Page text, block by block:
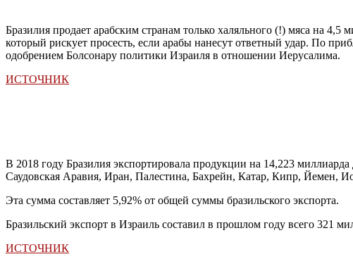
Бразилия продает арабским странам только халяльного (!) мяса на
который рискует просесть, если арабы нанесут ответный удар. По
одобрением Болсонару политики Израиля в отношении Иерусалима.
ИСТОЧНИК
В 2018 году Бразилия экспортировала продукции на 14,223
Саудовская Аравия, Иран, Палестина, Бахрейн, Катар, Кипр, Йемен,
Эта сумма составляет 5,92% от общей суммы бразильского экспорта.
Бразильский экспорт в Израиль составил в прошлом году всего 321
ИСТОЧНИК